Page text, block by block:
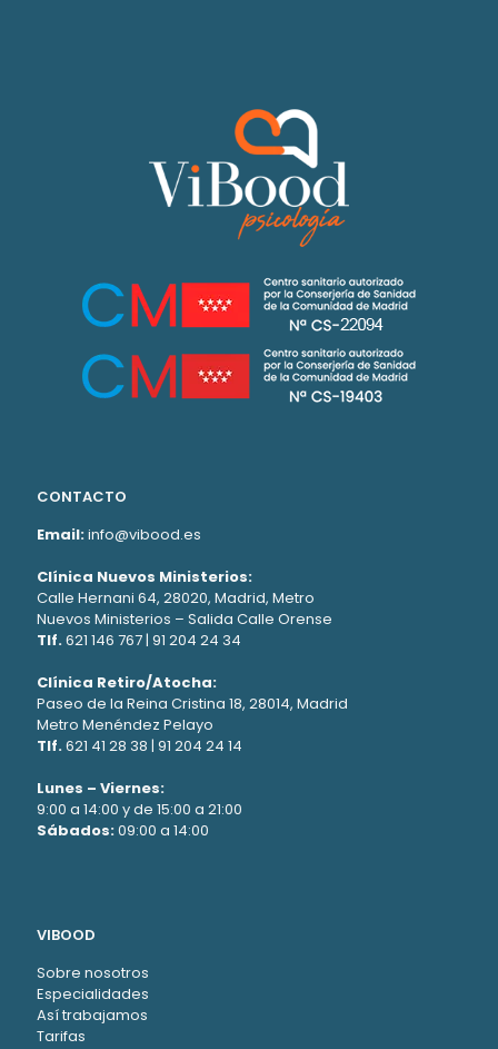
CONTACTO
Email:info@vibood.es
Clínica Nuevos Ministerios:
Calle Hernani 64, 28020, Madrid, Metro
Nuevos Ministerios – Salida Calle Orense
Tlf.621 146 767| 91 204 24 34
Clínica Retiro/Atocha:
Paseo de la Reina Cristina 18, 28014, Madrid
Metro Menéndez Pelayo
Tlf.621 41 28 38 | 91 204 24 14
Lunes – Viernes:
9:00 a 14:00 y de 15:00 a 21:00
Sábados:09:00 a 14:00
VIBOOD
Sobre nosotros
Especialidades
Así trabajamos
Tarifas